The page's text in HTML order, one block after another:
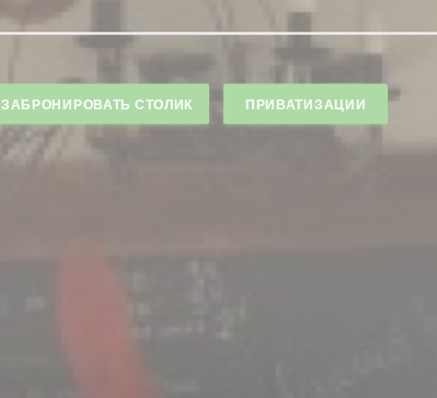
ЗАБРОНИРОВАТЬ СТОЛИК ПРИВАТИЗАЦИИ